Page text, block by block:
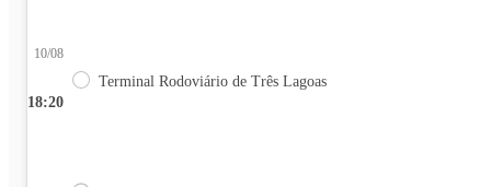
18:20
10/08
Terminal Rodoviário de Três Lagoas